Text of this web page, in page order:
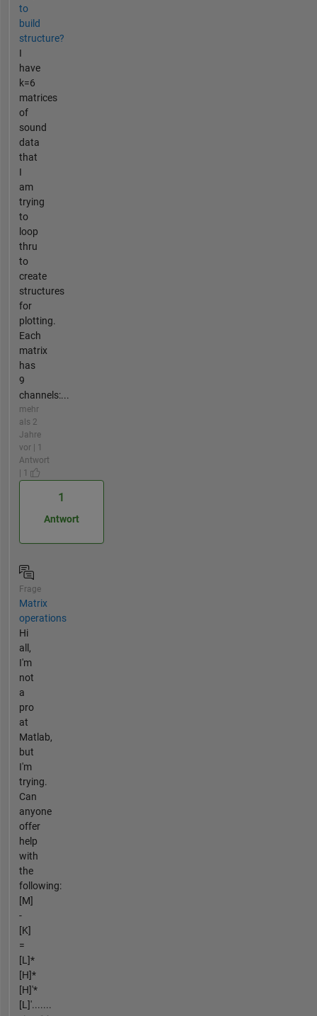
to
build
structure?
I
have
k=6
matrices
of
sound
data
that
I
am
trying
to
loop
thru
to
create
structures
for
plotting.
Each
matrix
has
9
channels:...
mehr
als 2
Jahre
vor | 1
Antwort
| 1
1
Antwort
Frage
Matrix
operations
Hi
all,
I'm
not
a
pro
at
Matlab,
but
I'm
trying.
Can
anyone
offer
help
with
the
following:
[M]
-
[K]
=
[L]*
[H]*
[H]'*
[L]'.......